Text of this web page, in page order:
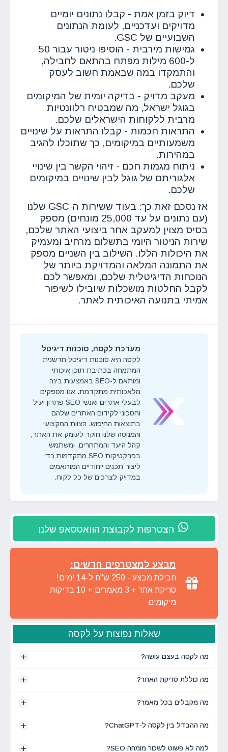
דיוק בזמן אמת - קבלו נתונים יומיים
מדויקים ועדכניים, לעומת הנתונים
השבועיים של GSC.
גמישות מירבית
- הוסיפו ניטור עבור 50
ל-600 מילות מפתח בהתאם לחבילה,
והתמקדו במה שבאמת חשוב לעסק
שלכם.
מעקב מדויק - בדיקה יומית של המיקומים
בגוגל ישראל, מה שמבטיח רלוונטיות
מרבית ללקוחות הישראלים שלכם.
התראות חכמות - קבלו התראות על שינויים
משמעותיים במיקומים, כך שתוכלו להגיב
במהירות.
ניתוח מגמות חכם - זיהוי הקשר בין שינויי
אלגוריתם של גוגל לבין שינויים במיקומים
שלכם.
אז נסכם זאת כך: בעוד ששירות ה-GSC שלנו
(עם נתונים על עד 25,000 מונחים) מספק
בסיס מצוין למעקב אחר ביצועי האתר שלכם,
שירות הניטור היומי בתשלום מרחיב ומעמיק
את היכולות הללו. השילוב בין השניים מספק
את התמונה המלאה והמדויקת ביותר של
הנוכחות הדיגיטלית שלכם, ומאפשר לכם
לקבל החלטות מושכלות שיובילו לשיפור
אמיתי בתנועה האיכותית לאתר.
מערכת לקסה, סוכנות דיגיטל
לקסה היא סוכנות דיגיטל חדשנית
המתמחה בכתיבת תוכן איכותי
ומותאם ל-SEO באמצעות בינה
מלאכותית מתקדמת. אנו מספקים
לבעלי אתרים ואנשי SEO פתרון יעיל
וחסכוני לקידום האתרים שלהם
בתוצאות החיפוש. הצוות המקצועי
והמנוסה שלנו חוקר לעומק את האתר,
קהל היעד והמתחרים, ומשתמש
בפרקטיקות SEO מתקדמות כדי
ליצור תכנים ייחודיים המותאמים
במדויק לצרכים של כל לקוח.
הצטרפות לקבוצת הוואטסאפ שלנו
מבצע למצטרפים חדשים:
חבילת מבצע - 250 ש"ח ל-14 ימים!
סריקת אתר + 3 מאמרים + 10 בדיקות
מיקומים
שאלות נפוצות על לקסה
מה לקסה בעצם עושה?
מה כוללת סריקת האתר?
מה מקבלים בכל מאמר?
מה ההבדל בין לקסה ל-ChatGPT?
למה לא פשוט לשכור מומחה SEO?